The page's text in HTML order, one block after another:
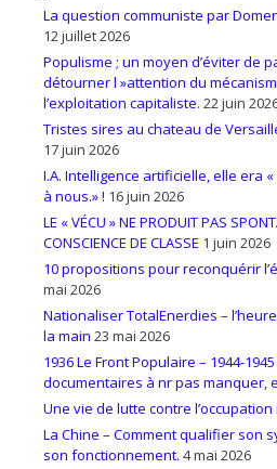
La question communiste par
12 juillet 2026
Populisme ; un moyen d’éviter de
détourner l »attention du
l’exploitation capitaliste. 22 juin
Tristes sires au chateau de
17 juin 2026
I.A. Intelligence artificielle, elle era
à nous.» ! 16 juin 2026
LE « VÉCU » NE PRODUIT PAS
CONSCIENCE DE CLASSE 1 juin 2026
10 propositions pour reconquérir
mai 2026
Nationaliser TotalEnerdies –
la main 23 mai 2026
1936 Le Front Populaire – 1944-
documentaires à nr pas manquer,
Une vie de lutte contre
La Chine – Comment qualifier son
son fonctionnement. 4 mai 2026